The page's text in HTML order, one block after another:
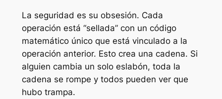
La seguridad es su obsesión. Cada
operación está “sellada” con un código
matemático único que está vinculado a la
operación anterior. Esto crea una cadena. Si
alguien cambia un solo eslabón, toda la
cadena se rompe y todos pueden ver que
hubo trampa.